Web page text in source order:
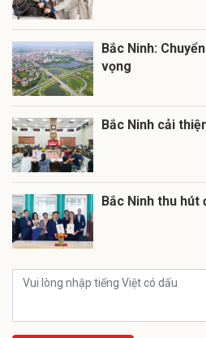
Bắc Ninh:
vọng
Bắc Ninh cải
Bắc Ninh thu